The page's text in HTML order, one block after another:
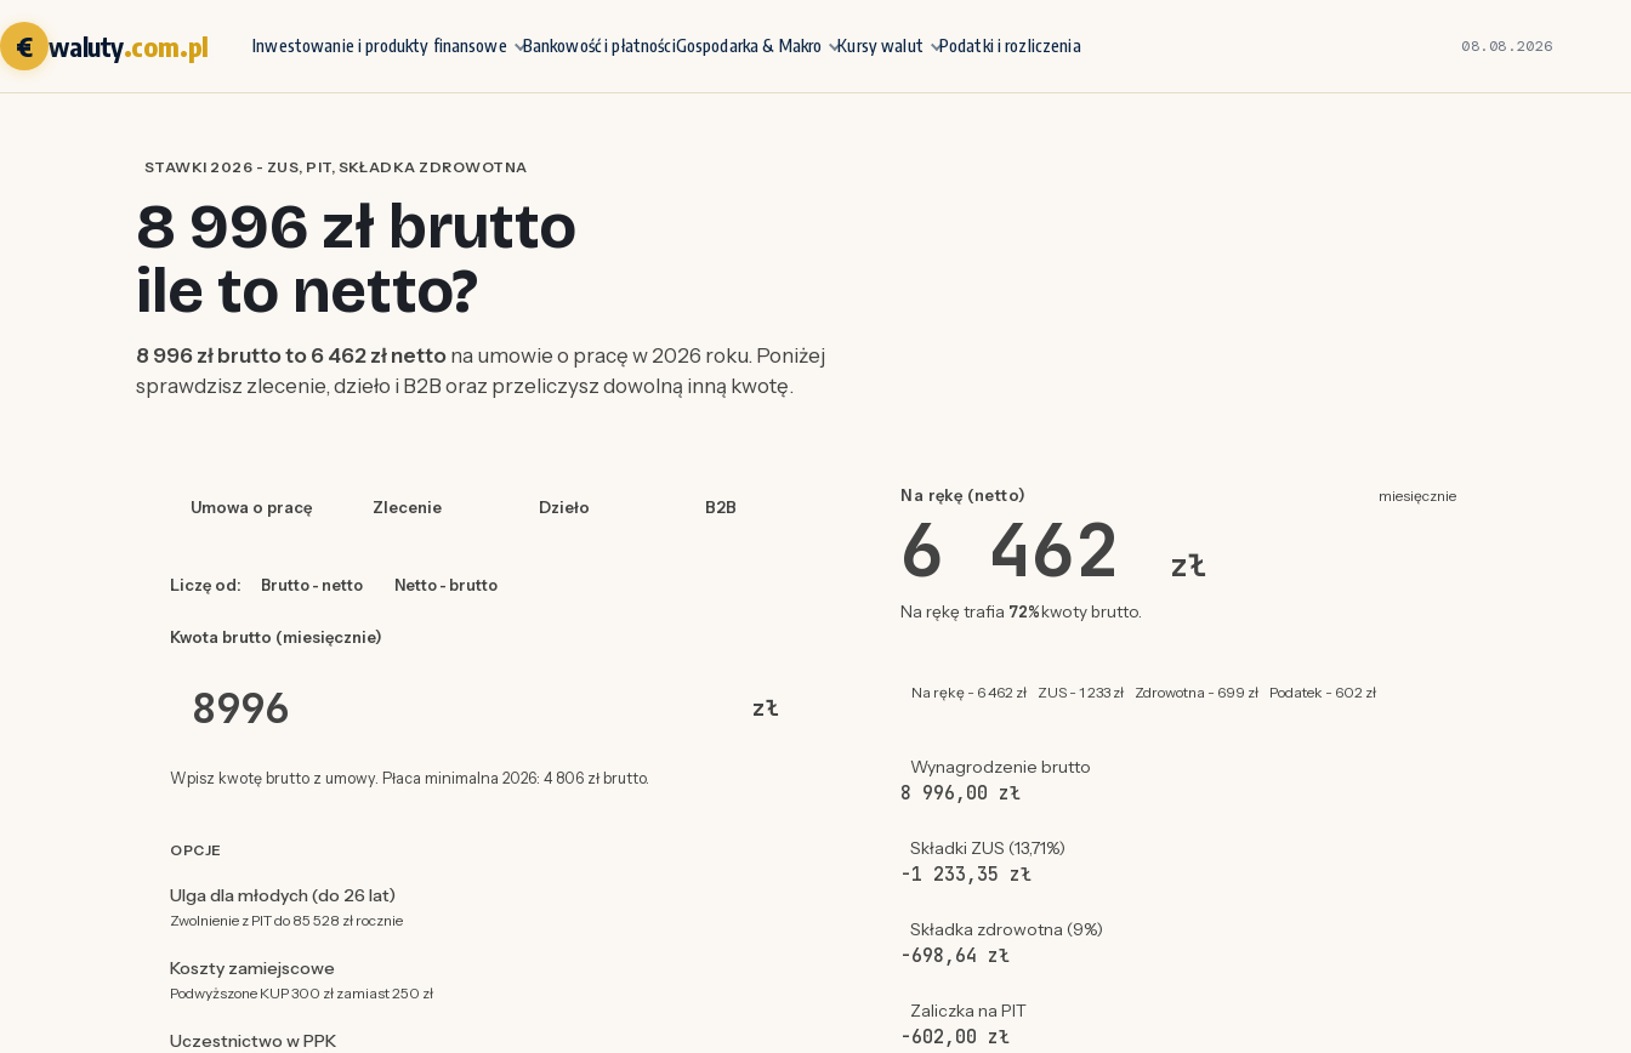
€ waluty.com.pl Inwestowanie i produkty finansowe Bankowość i płatnościGospodarka & Makro Kursy walut Podatki i rozliczenia 08.08.2026
STAWKI 2026 - ZUS, PIT, SKŁADKA ZDROWOTNA
8 996 zł brutto
ile to netto?
8 996 zł brutto to 6 462 zł netto na umowie o pracę w 2026 roku. Poniżej
sprawdzisz zlecenie, dzieło i B2B oraz przeliczysz dowolną inną kwotę.
Umowa o pracę Zlecenie Dzieło B2B
Liczę od: Brutto - netto Netto - brutto
Kwota brutto (miesięcznie)
zł
Wpisz kwotę brutto z umowy. Płaca minimalna 2026: 4 806 zł brutto.
OPCJE
Ulga dla młodych (do 26 lat)
Zwolnienie z PIT do 85 528 zł rocznie
Koszty zamiejscowe
Podwyższone KUP 300 zł zamiast 250 zł
Uczestnictwo w PPK
Na rękę (netto) miesięcznie
6 462 zł
Na rękę trafia 72%kwoty brutto.
Na rękę - 6 462 zł ZUS - 1 233 zł Zdrowotna - 699 zł Podatek - 602 zł
Wynagrodzenie brutto
8 996,00 zł
Składki ZUS (13,71%)
-1 233,35 zł
Składka zdrowotna (9%)
-698,64 zł
Zaliczka na PIT
-602,00 zł